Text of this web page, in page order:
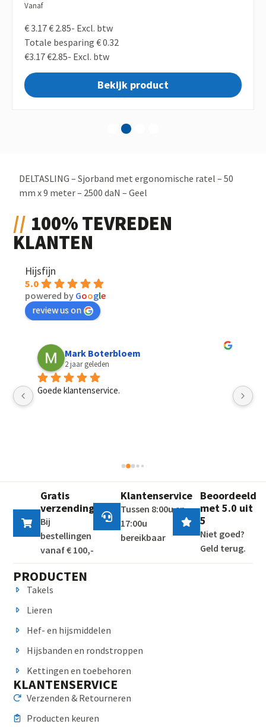
Vanaf
€ 3.17€ 2.85- Excl. btw
Totale besparing € 0.32
€3.17€2.85- Excl. btw
Bekijk product
4
DELTASLING – Sjorband met ergonomische ratel – 50
mm x 9 meter – 2500 daN – Geel
100% TEVREDEN
KLANTEN
Hijsfijn
5.0
powered by Google
review us on
Mark Boterbloem
2 jaar geleden
Goede klantenservice.
Gratis
verzending
Bij
bestellingen
vanaf € 100,-
Klantenservice
Tussen 8:00u en
17:00u
bereikbaar
Beoordeeld
met 5.0 uit
5
Niet goed?
Geld terug.
PRODUCTEN
Takels
Lieren
Hef- en hijsmiddelen
Hijsbanden en rondstroppen
Kettingen en toebehoren
KLANTENSERVICE
Verzenden & Retourneren
Producten keuren